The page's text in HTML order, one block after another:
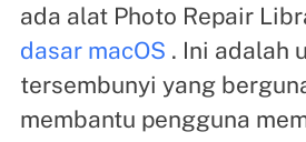
ada alat Photo Repair
dasar macOS . Ini adalah
tersembunyi yang
membantu pengguna